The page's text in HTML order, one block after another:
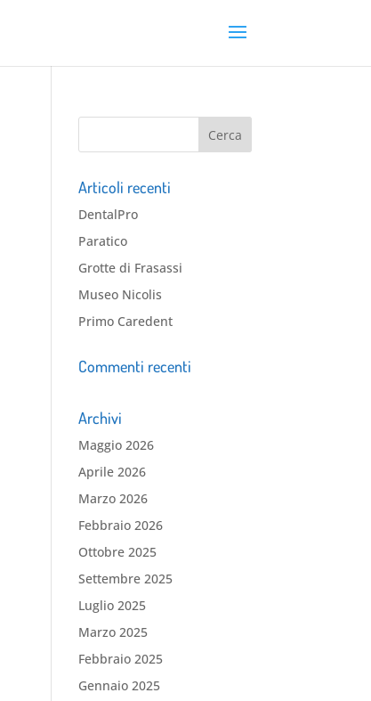
Articoli recenti
DentalPro
Paratico
Grotte di Frasassi
Museo Nicolis
Primo Caredent
Commenti recenti
Archivi
Maggio 2026
Aprile 2026
Marzo 2026
Febbraio 2026
Ottobre 2025
Settembre 2025
Luglio 2025
Marzo 2025
Febbraio 2025
Gennaio 2025